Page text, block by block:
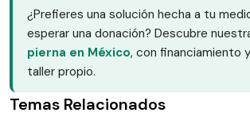
¿Prefieres una solución hecha a tu
esperar una donación? Descubre
pierna en México, con financiamiento
taller propio.
Temas Relacionados